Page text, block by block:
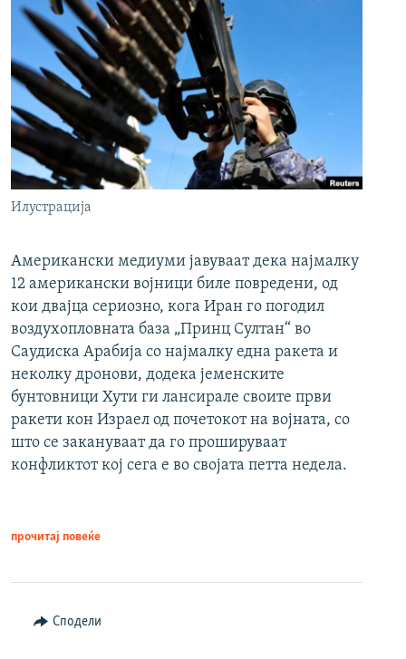
Илустрација
Американски медиуми јавуваат дека најмалку
12 американски војници биле повредени, од
кои двајца сериозно, кога Иран го погодил
воздухопловната база „Принц Султан“ во
Саудиска Арабија со најмалку една ракета и
неколку дронови, додека јеменските
бунтовници Хути ги лансирале своите први
ракети кон Израел од почетокот на војната, со
што се закануваат да го прошируваат
конфликтот кој сега е во својата петта недела.
прочитај повеќе
Сподели